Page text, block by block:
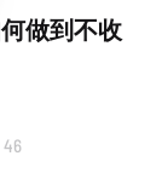
做到不收
46